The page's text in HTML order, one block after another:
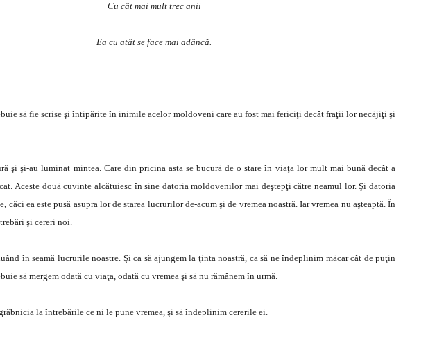
Cu cât mai mult trec anii
Ea cu atât se face mai adâncă.
să fie scrise şi întipărite în inimile acelor moldoveni care au fost mai fericiţi decât fraţii lor necăjiţi şi
şi şi-au luminat mintea. Care din pricina asta se bucură de o stare în viaţa lor mult mai bună decât a
Aceste două cuvinte alcătuiesc în sine datoria moldovenilor mai deştepţi către neamul lor. Şi datoria
căci ea este pusă asupra lor de starea lucrurilor de-acum şi de vremea noastră. Iar vremea nu aşteaptă. În
şi cereri noi.
în seamă lucrurile noastre. Şi ca să ajungem la ţinta noastră, ca să ne îndeplinim măcar cât de puţin
să mergem odată cu viaţa, odată cu vremea şi să nu rămânem în urmă.
la întrebările ce ni le pune vremea, şi să îndeplinim cererile ei.